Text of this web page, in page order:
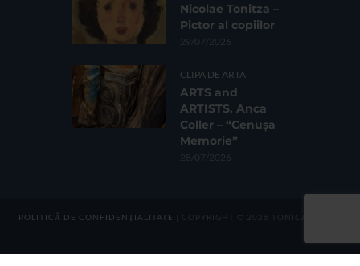
Nicolae Tonitza –
Pictor al copiilor
29/07/2026
CLIPA DE ARTA
ARTS and
ARTISTS. Anca
Coller – “Cenușa
Memorie”
28/07/2026
POLITICĂ DE CONFIDENȚIALITATE | COPYRIGHT © 2026 TONICA GROUP